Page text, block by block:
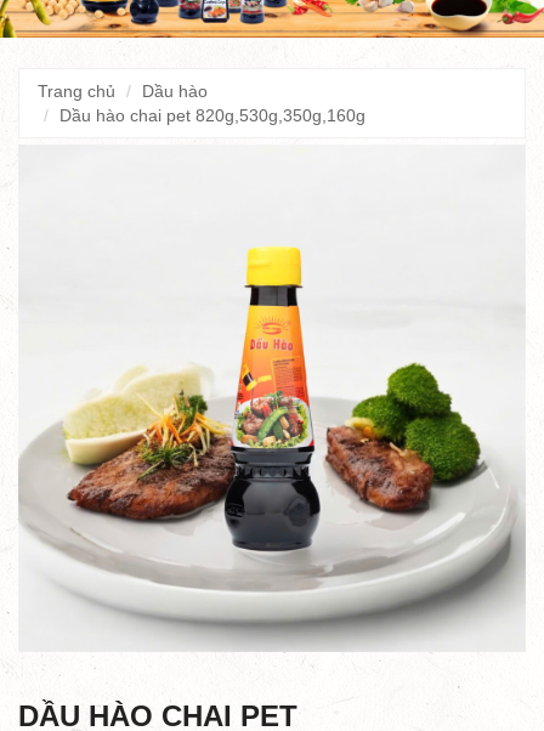
Trang chủ
Dầu hào
Dầu hào chai pet 820g,530g,350g,160g
DẦU HÀO CHAI PET